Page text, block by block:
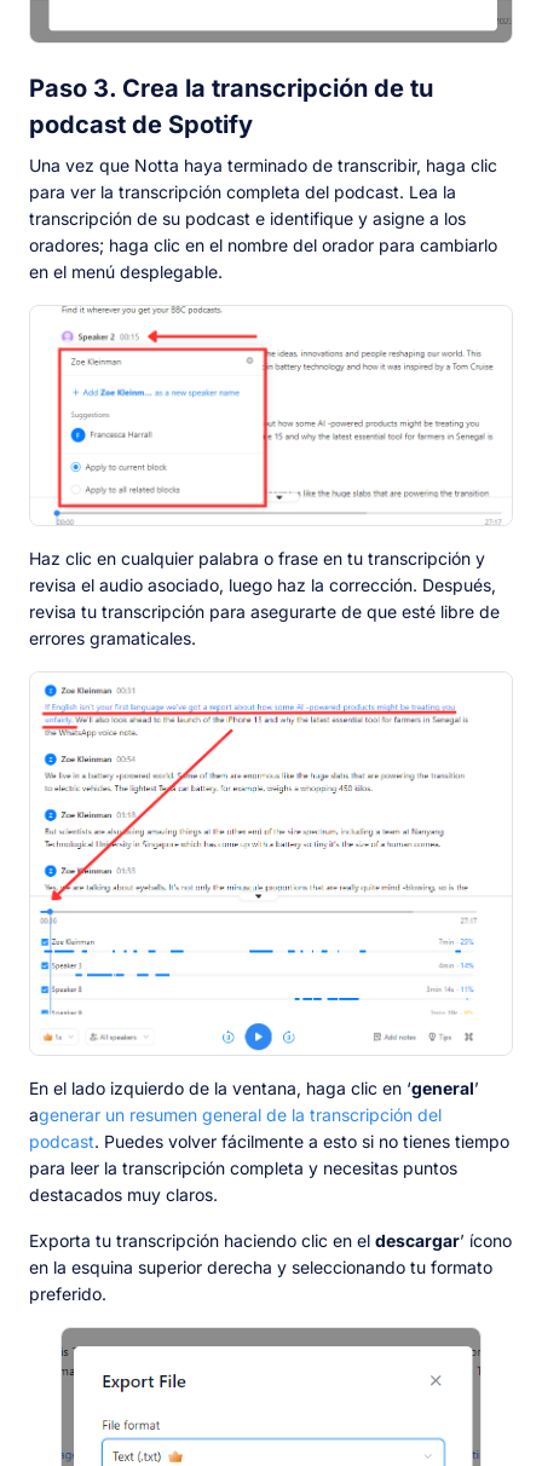
Paso 3. Crea la transcripción de tu
podcast de Spotify
Una vez que Notta haya terminado de transcribir, haga clic
para ver la transcripción completa del podcast. Lea la
transcripción de su podcast e identifique y asigne a los
oradores; haga clic en el nombre del orador para cambiarlo
en el menú desplegable.
Haz clic en cualquier palabra o frase en tu transcripción y
revisa el audio asociado, luego haz la corrección. Después,
revisa tu transcripción para asegurarte de que esté libre de
errores gramaticales.
En el lado izquierdo de la ventana, haga clic en ‘general’
agenerar un resumen general de la transcripción del
podcast. Puedes volver fácilmente a esto si no tienes tiempo
para leer la transcripción completa y necesitas puntos
destacados muy claros.
Exporta tu transcripción haciendo clic en el descargar’ ícono
en la esquina superior derecha y seleccionando tu formato
preferido.